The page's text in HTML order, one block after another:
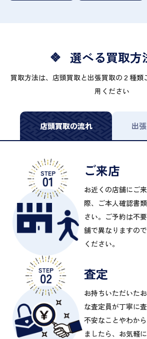
選べる買取方
買取方法は、店頭買取と出張買取の２種類
用ください
店頭買取の流れ 出
ご来店
お近くの店舗にご
際、ご本人確認書
さい。ご予約は不
舗で異なりますので
ください。
査定
お持ちいただいた
な査定員が丁寧に
不安なことやわか
ましたら、お気軽